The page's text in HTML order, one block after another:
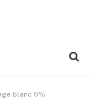
blanc 0%